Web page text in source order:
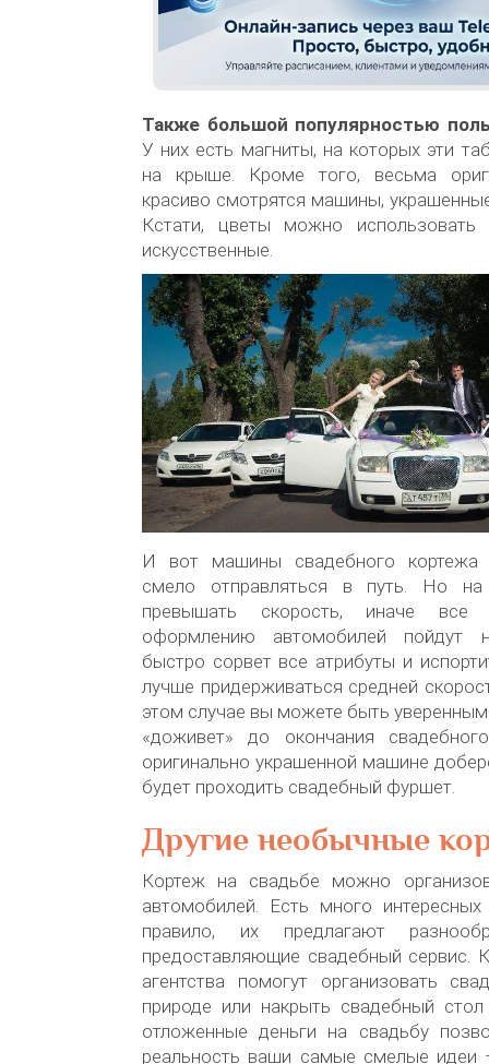
Также большой популярностью
У них есть магниты, на которых эти
на крыше. Кроме того, весьма
красиво смотрятся машины,
Кстати, цветы можно
искусственные.
И вот машины свадебного
смело отправляться в путь. Но
превышать скорость, иначе
оформлению автомобилей пойдут
быстро сорвет все атрибуты и
лучше придерживаться средней
этом случае вы можете быть
«доживет» до окончания
оригинально украшенной машине
будет проходить свадебный фуршет.
Другие необычные
Кортеж на свадьбе можно
автомобилей. Есть много
правило, их предлагают
предоставляющие свадебный сервис.
агентства помогут организовать
природе или накрыть свадебный
отложенные деньги на свадьбу
реальность ваши самые смелые идеи